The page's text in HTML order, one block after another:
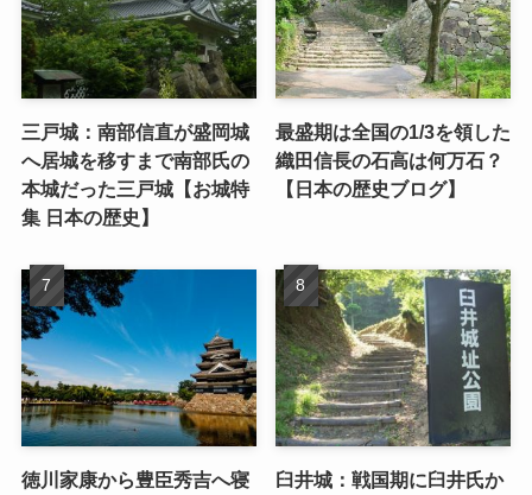
三戸城：南部信直が盛岡城
へ居城を移すまで南部氏の
本城だった三戸城【お城特
集 日本の歴史】
最盛期は全国の1/3を領した
織田信長の石高は何万石？
【日本の歴史ブログ】
徳川家康から豊臣秀吉へ寝
臼井城：戦国期に臼井氏か